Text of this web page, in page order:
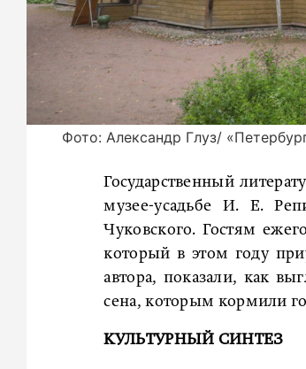
Фото: Александр Глуз/
Государственный
музее-усадьбе И. Е.
Чуковского. Гостям
который в этом году
автора, показали, как
сена, которым кормили
КУЛЬТУРНЫЙ СИНТЕЗ